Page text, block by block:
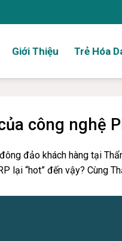
Giới Thiệu Trẻ Hóa
công nghệ
đảo khách hàng tại
lại “hot” đến vậy? Cùng